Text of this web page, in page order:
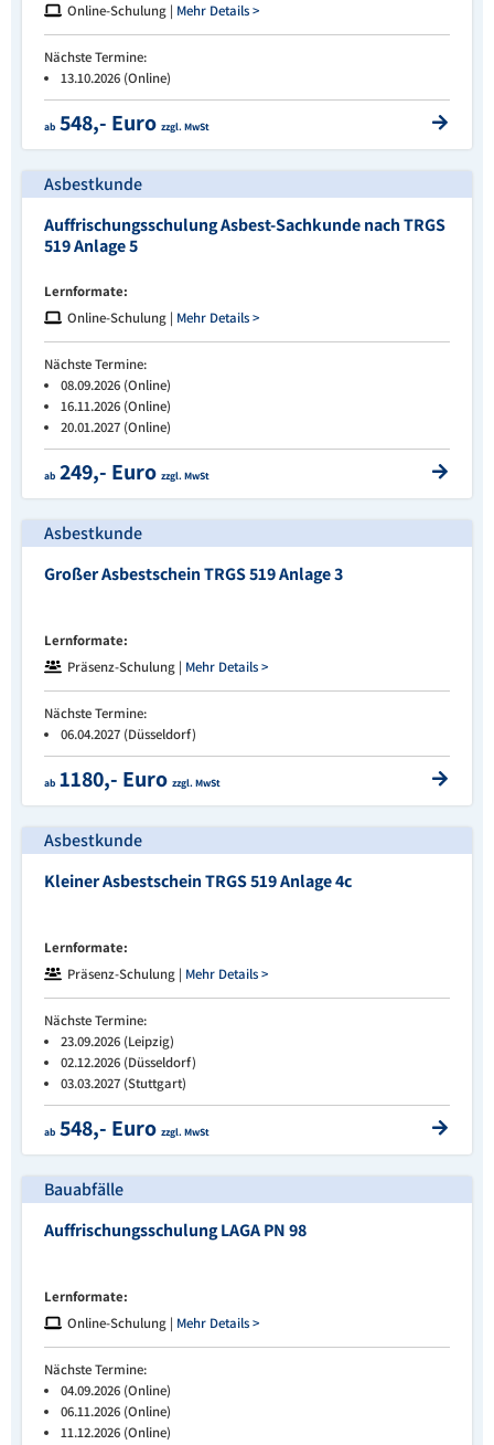
Online-Schulung | Mehr Details >
Nächste Termine:
13.10.2026 (Online)
ab 548,- Euro zzgl. MwSt
Asbestkunde
Auffrischungsschulung Asbest-Sachkunde nach TRGS
519 Anlage 5
Lernformate:
Online-Schulung | Mehr Details >
Nächste Termine:
08.09.2026 (Online)
16.11.2026 (Online)
20.01.2027 (Online)
ab 249,- Euro zzgl. MwSt
Asbestkunde
Großer Asbestschein TRGS 519 Anlage 3
Lernformate:
Präsenz-Schulung | Mehr Details >
Nächste Termine:
06.04.2027 (Düsseldorf)
ab 1180,- Euro zzgl. MwSt
Asbestkunde
Kleiner Asbestschein TRGS 519 Anlage 4c
Lernformate:
Präsenz-Schulung | Mehr Details >
Nächste Termine:
23.09.2026 (Leipzig)
02.12.2026 (Düsseldorf)
03.03.2027 (Stuttgart)
ab 548,- Euro zzgl. MwSt
Bauabfälle
Auffrischungsschulung LAGA PN 98
Lernformate:
Online-Schulung | Mehr Details >
Nächste Termine:
04.09.2026 (Online)
06.11.2026 (Online)
11.12.2026 (Online)